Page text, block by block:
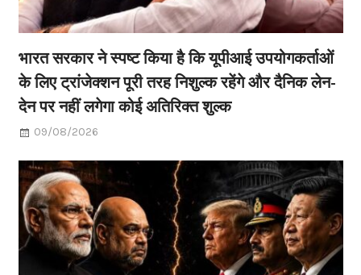
भारत सरकार ने स्पष्ट किया है कि यूपीआई उपयोगकर्ताओं
के लिए ट्रांजेक्शन पूरी तरह निशुल्क रहेंगे और दैनिक लेन-
देन पर नहीं लगेगा कोई अतिरिक्त शुल्क
09/08/2026